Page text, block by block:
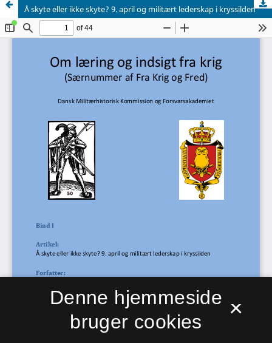
Å skyte eller ikke skyte? 9. april og militært lederskap i kryssilden
×
Denne hjemmeside
bruger cookies